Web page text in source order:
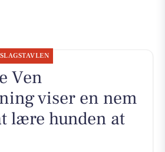
Ven
viser en nem
lære hunden at